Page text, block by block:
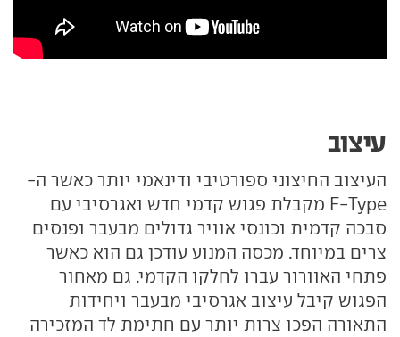
עיצוב
העיצוב החיצוני ספורטיבי ודינאמי יותר כאשר ה-
F-Type מקבלת פגוש קדמי חדש ואגרסיבי עם
סבכה קדמית וכונסי אוויר גדולים מבעבר ופנסים
צרים במיוחד. מכסה המנוע עודכן גם הוא כאשר
פתחי האוורור עברו לחלקו הקדמי. גם מאחור
הפגוש קיבל עיצוב אגרסיבי מבעבר ויחידות
התאורה הפכו צרות יותר עם חתימת לד המזכירה